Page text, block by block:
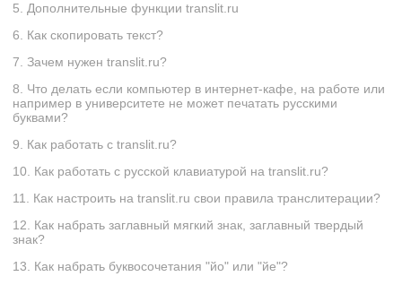
5. Дополнительные функции translit.ru
6. Как скопировать текст?
7. Зачем нужен translit.ru?
8. Что делать если компьютер в интернет-кафе, на работе или
например в университете не может печатать русскими
буквами?
9. Как работать с translit.ru?
10. Как работать с русской клавиатурой на translit.ru?
11. Как настроить на translit.ru свои правила транслитерации?
12. Как набрать заглавный мягкий знак, заглавный твердый
знак?
13. Как набрать буквосочетания "йо" или "йе"?